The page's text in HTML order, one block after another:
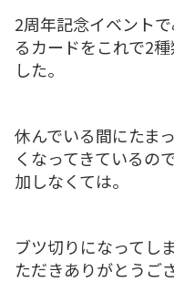
2周年記念イベント
るカードをこれで2
した。
休んでいる間にたま
くなってきているの
加しなくては。
ブツ切りになってし
ただきありがとうご